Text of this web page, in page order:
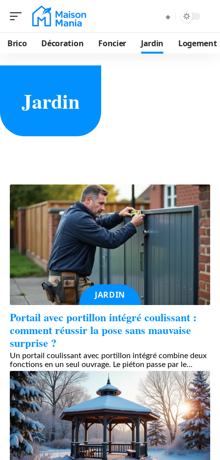
Brico Décoration Foncier Jardin Logement
Jardin
JARDIN
Portail avec portillon intégré coulissant :
comment réussir la pose sans mauvaise
surprise ?
Un portail coulissant avec portillon intégré combine deux
fonctions en un seul ouvrage. Le piéton passe par le…